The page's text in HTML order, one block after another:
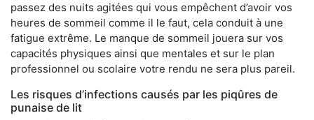
passez des nuits agitées qui vous empêchent d’avoir vos
heures de sommeil comme il le faut, cela conduit à une
fatigue extrême. Le manque de sommeil jouera sur vos
capacités physiques ainsi que mentales et sur le plan
professionnel ou scolaire votre rendu ne sera plus pareil.
Les risques d’infections causés par les piqûres de
punaise de lit